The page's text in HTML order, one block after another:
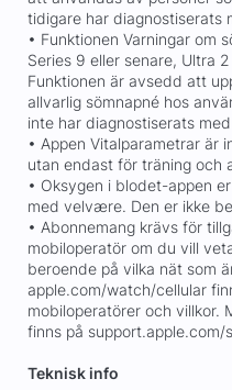
tidigare har diagnostiserats
• Funktionen Varningar om
Series 9 eller senare, Ultra
Funktionen är avsedd att
allvarlig sömnapné hos
inte har diagnostiserats
• Appen Vitalparametrar är
utan endast för träning och
• Oksygen i blodet-appen
med velvære. Den er ikke
• Abonnemang krävs för
mobiloperatör om du vill
beroende på vilka nät som
apple.com/watch/cellular
mobiloperatörer och villkor.
finns på
Teknisk info